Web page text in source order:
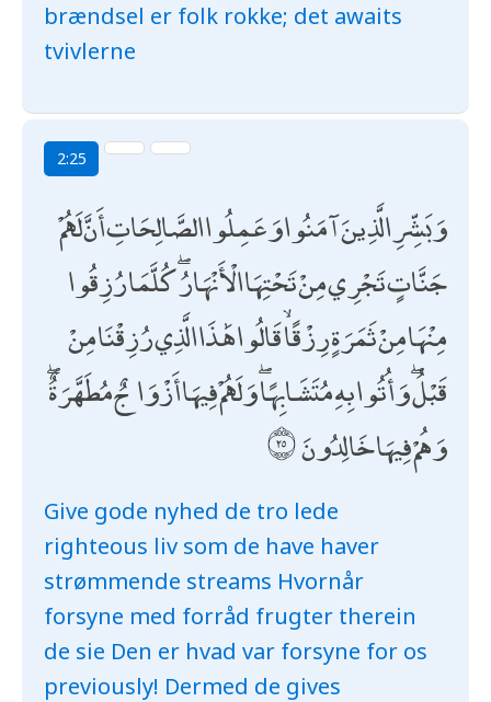
brændsel er folk rokke; det awaits
tvivlerne
2:25
وَبَشِّرِ الَّذِينَ آمَنُوا وَعَمِلُوا الصَّالِحَاتِ أَنَّ لَهُمْ
جَنَّاتٍ تَجْرِي مِنْ تَحْتِهَا الْأَنْهَارُ ۖ كُلَّمَا رُزِقُوا
مِنْهَا مِنْ ثَمَرَةٍ رِزْقًا ۙ قَالُوا هَٰذَا الَّذِي رُزِقْنَا مِنْ
قَبْلُ ۖ وَأُتُوا بِهِ مُتَشَابِهًا ۖ وَلَهُمْ فِيهَا أَزْوَاجٌ مُطَهَّرَةٌ ۖ
وَهُمْ فِيهَا خَالِدُونَ
Give gode nyhed de tro lede
righteous liv som de have haver
strømmende streams Hvornår
forsyne med forråd frugter therein
de sie Den er hvad var forsyne for os
previously! Dermed de gives